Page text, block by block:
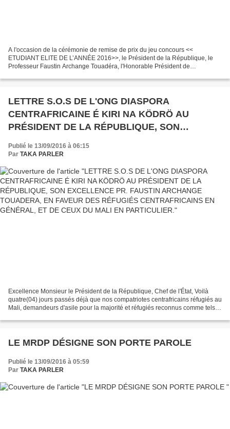
A l'occasion de la cérémonie de remise de prix du jeu concours <<
ETUDIANT ELITE DE L’ANNÉE 2016>>, le Président de la République, le
Professeur Faustin Archange Touadéra, l'Honorable Président de
LETTRE S.O.S DE L'ONG DIASPORA
CENTRAFRICAINE É KIRI NA KÖDRÖ AU
PRÉSIDENT DE LA RÉPUBLIQUE, SON
TOUADERA, EN FAVEUR DES RÉFUGIÉS
DU MALI EN PARTICULIER.
Publié le 13/09/2016 à 06:15
Par TAKA PARLER
Excellence Monsieur le Président de la République, Chef de l'État, Voilà
quatre(04) jours passés déjà que nos compatriotes centrafricains réfugiés au
Mali, demandeurs d'asile pour la majorité et réfugiés reconnus comme tels
LE MRDP DÉSIGNE SON PORTE PAROLE
Publié le 13/09/2016 à 05:59
Par TAKA PARLER